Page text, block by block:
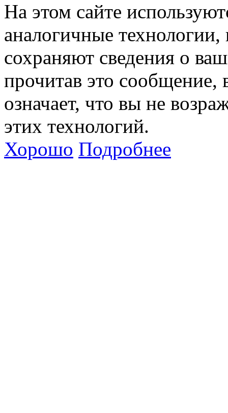
На этом сайте
аналогичные технологии,
сохраняют сведения о
прочитав это сообщение,
означает, что вы не
этих технологий.
Хорошо Подробнее